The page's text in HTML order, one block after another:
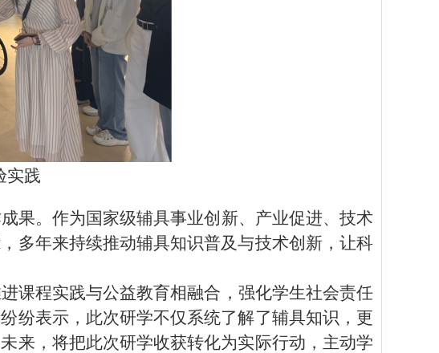
实践
果。作为国家级辅具事业创新、产业促进、技术
多年来持续推动辅具知识普及与技术创新，让科
课程实践与公益教育相融合，强化学生社会责任
纷表示，此次研学不仅系统了解了辅具知识，更
来，将把此次研学收获转化为实际行动，主动学